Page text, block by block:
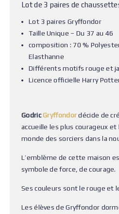
Lot de 3 paires de
Lot 3 paires Gryffondor
Taille Unique – Du 37 au 46
composition : 70 %
Elasthanne
Différents motifs rouge et
Licence officielle Harry
GodricGryffondordécide de
accueille les plus courageux et
monde des sorciers dans la
L’emblème de cette maison
symbole de force, de courage.
Ses couleurs sont le rouge et
Les élèves de Gryffondor